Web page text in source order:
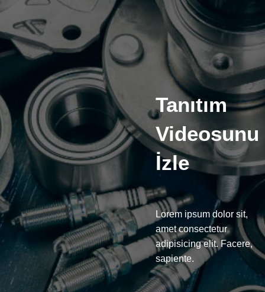
Tanıtım
Videosunu
İzle
Lorem ipsum dolor sit,
amet consectetur
adipisicing elit. Facere,
sapiente.